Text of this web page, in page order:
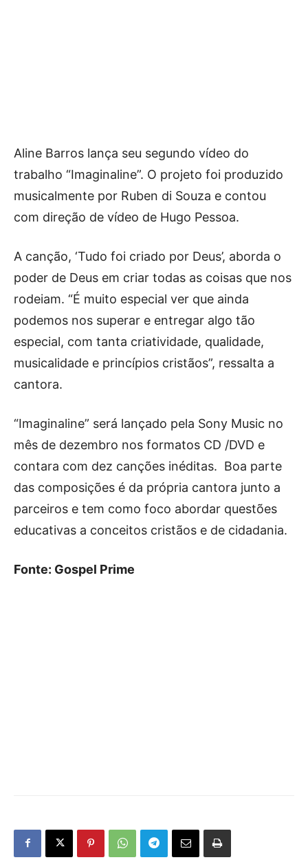
Aline Barros lança seu segundo vídeo do
trabalho “Imaginaline”. O projeto foi produzido
musicalmente por Ruben di Souza e contou
com direção de vídeo de Hugo Pessoa.
A canção, ‘Tudo foi criado por Deus’, aborda o
poder de Deus em criar todas as coisas que nos
rodeiam. “É muito especial ver que ainda
podemos nos superar e entregar algo tão
especial, com tanta criatividade, qualidade,
musicalidade e princípios cristãos”, ressalta a
cantora.
“Imaginaline” será lançado pela Sony Music no
mês de dezembro nos formatos CD /DVD e
contara com dez canções inéditas. Boa parte
das composições é da própria cantora junto a
parceiros e tem como foco abordar questões
educativas a conceitos cristãos e de cidadania.
Fonte: Gospel Prime